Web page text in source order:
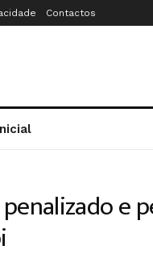
Contactos
e